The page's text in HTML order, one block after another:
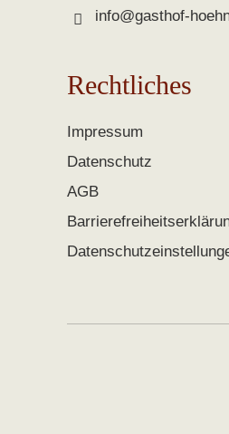
info@gasthof-
Rechtliches
Impressum
Datenschutz
AGB